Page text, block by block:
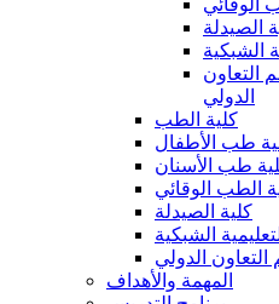
الوقائي
الصيدلة
الشبكية
التعاون
الدولي
كلية الطب
طب الأطفال
طب الأسنان
الطب الوقائي
كلية الصيدلة
الشبكية
الدولي
المهمة والأهداف